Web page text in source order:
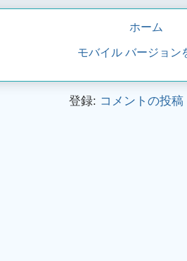
ホーム
モバイル バージョン
登録: コメントの投